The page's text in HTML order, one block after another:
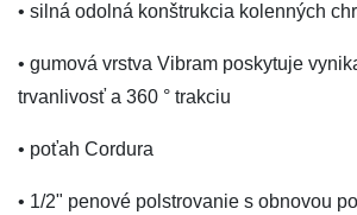
• silná odolná konštrukcia kolenných
• gumová vrstva Vibram poskytuje
trvanlivosť a 360 ° trakciu
• poťah Cordura
• 1/2" penové polstrovanie s obnovou